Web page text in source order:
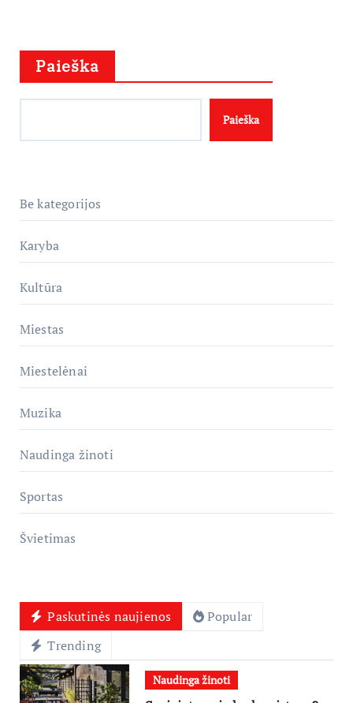
Paieška
Paieška
Be kategorijos
Karyba
Kultūra
Miestas
Miestelėnai
Muzika
Naudinga žinoti
Sportas
Švietimas
Paskutinės naujienos
Popular
Trending
Naudinga žinoti